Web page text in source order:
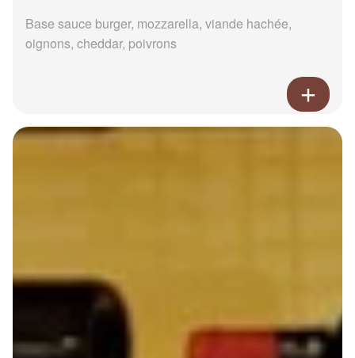
Base sauce burger, mozzarella, viande hachée,
oignons, cheddar, poivrons